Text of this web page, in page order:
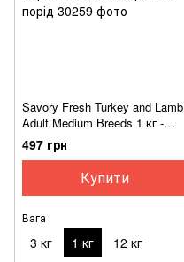
Savory Fresh Turkey and Lamb
Adult Medium Breeds 1 кг -
Сухий корм зі свіжого м'яса
індички і ягняти для
дорослих собак середніх
497 грн
Купити
Вага
3 кг 1 кг 12 кг